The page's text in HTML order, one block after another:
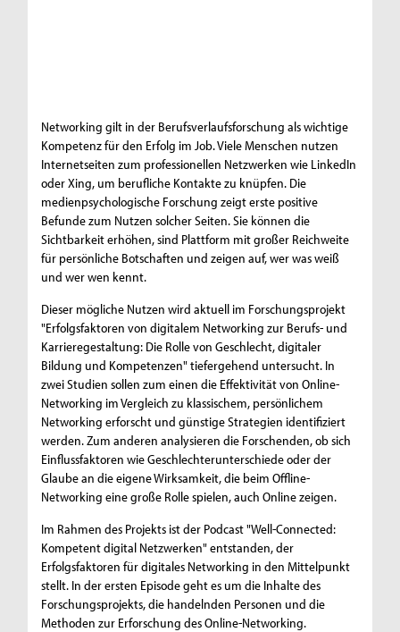
Networking gilt in der Berufsverlaufsforschung als wichtige
Kompetenz für den Erfolg im Job. Viele Menschen nutzen
Internetseiten zum professionellen Netzwerken wie LinkedIn
oder Xing, um berufliche Kontakte zu knüpfen. Die
medienpsychologische Forschung zeigt erste positive
Befunde zum Nutzen solcher Seiten. Sie können die
Sichtbarkeit erhöhen, sind Plattform mit großer Reichweite
für persönliche Botschaften und zeigen auf, wer was weiß
und wer wen kennt.
Dieser mögliche Nutzen wird aktuell im Forschungsprojekt
"Erfolgsfaktoren von digitalem Networking zur Berufs- und
Karrieregestaltung: Die Rolle von Geschlecht, digitaler
Bildung und Kompetenzen" tiefergehend untersucht. In
zwei Studien sollen zum einen die Effektivität von Online-
Networking im Vergleich zu klassischem, persönlichem
Networking erforscht und günstige Strategien identifiziert
werden. Zum anderen analysieren die Forschenden, ob sich
Einflussfaktoren wie Geschlechterunterschiede oder der
Glaube an die eigene Wirksamkeit, die beim Offline-
Networking eine große Rolle spielen, auch Online zeigen.
Im Rahmen des Projekts ist der Podcast "Well-Connected:
Kompetent digital Netzwerken" entstanden, der
Erfolgsfaktoren für digitales Networking in den Mittelpunkt
stellt. In der ersten Episode geht es um die Inhalte des
Forschungsprojekts, die handelnden Personen und die
Methoden zur Erforschung des Online-Networking.